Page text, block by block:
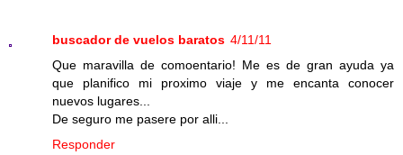
buscador de vuelos baratos 4/11/11
Que maravilla de comoentario! Me es de gran ayuda ya
que planifico mi proximo viaje y me encanta conocer
nuevos lugares...
De seguro me pasere por alli...
Responder